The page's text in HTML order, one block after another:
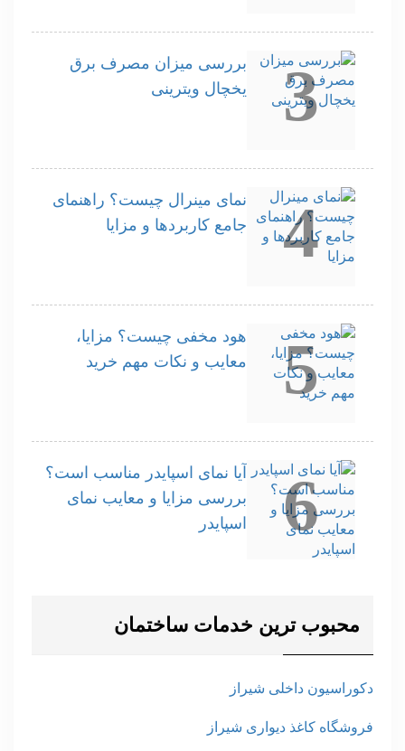
3
بررسی میزان مصرف برق
یخچال ویترینی
4
نمای مینرال چیست؟ راهنمای
جامع کاربردها و مزایا
5
هود مخفی چیست؟ مزایا،
معایب و نکات مهم خرید
6
آیا نمای اسپایدر مناسب است؟
بررسی مزایا و معایب نمای
اسپایدر
محبوب ترین خدمات ساختمان
دکوراسیون داخلی شیراز
فروشگاه کاغذ دیواری شیراز